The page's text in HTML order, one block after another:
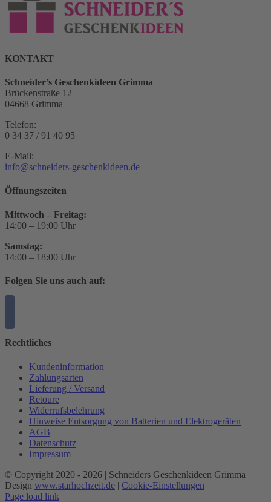
KONTAKT
Schneider’s Geschenkideen Grimma
Brückenstraße 12
04668 Grimma
Telefon:
0 34 37 / 91 40 95
E-Mail:
info@schneiders-geschenkideen.de
Öffnungszeiten
Mittwoch – Freitag:
14:00 – 19:00 Uhr
Samstag:
14:00 – 18:00 Uhr
Folgen Sie uns auch auf:
Rechtliches
Kundeninformation
Zahlungsarten
Lieferung / Versand
Retoure
Widerrufsbelehrung
Hinweise Entsorgung von Batterien und Elektrogeräten
AGB
Datenschutz
Impressum
© Copyright 2020 - 2026 | Schneiders Geschenkideen Grimma |
Design www.starhochzeit.de | Cookie-Einstellungen
Page load link